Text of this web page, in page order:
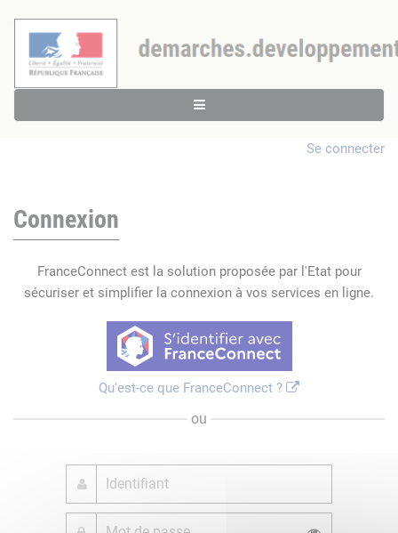
Se connecter
Connexion
FranceConnect est la solution proposée par l'Etat pour
sécuriser et simplifier la connexion à vos services en ligne.
Qu'est-ce que FranceConnect ?
ou